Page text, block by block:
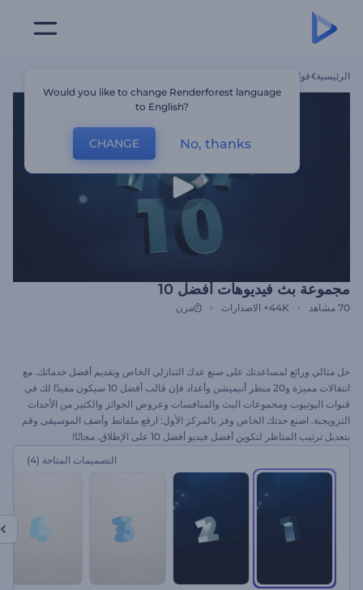
الرئيسية قوالب
مجموعة بث فيديوهات أفضل 10
70 مشاهد 44K+ الاصدارات مرن
حل مثالي ورائع لمساعدتك على صنع عدك التنازلي الخاص وتقديم أفضل خدماتك. مع
انتقالات مميزة و20 منظر أنيميشن وأعداد فإن قالب أفضل 10 سيكون مفيدًا لك في
قنوات اليوتيوب ومجموعات البث والمنافسات وعروض الجوائز والكثير من الأحداث
الترويجية. اصنع حدثك الخاص وفز بالمركز الأول: ارفع ملفاتط وأضف الموسيقى وقم
بتعديل ترتيب المناظر لتكوين أفضل فيديو أفضل 10 على الإطلاق. مجانًا!
التصميمات المتاحة (4)
Would you like to change Renderforest language
to English?
CHANGE No, thanks